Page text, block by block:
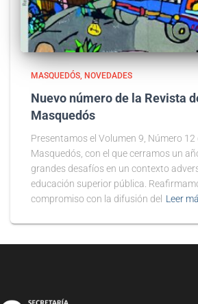
MASQUEDÓS NOVEDADES
Nuevo número de la Revista
Masquedós
Presentamos el Volumen 9, Número 12
Masquedós, con el que cerramos un
grandes desafíos en un contexto
educación superior pública.
compromiso con la difusión del Leer